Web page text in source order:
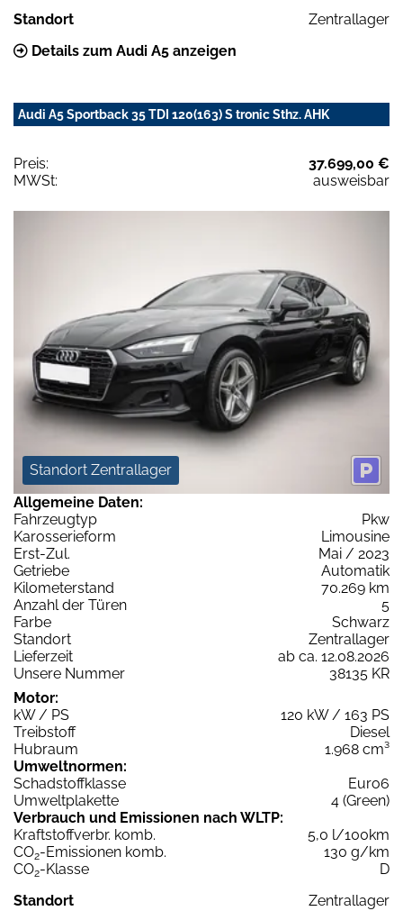
Standort
Zentrallager
Details zum Audi A5 anzeigen
Audi A5 Sportback 35 TDI 120(163) S tronic Sthz. AHK
Preis:
37.699,00 €
MWSt:
ausweisbar
Standort Zentrallager
Allgemeine Daten:
Fahrzeugtyp
Pkw
Karosserieform
Limousine
Erst-Zul.
Mai / 2023
Getriebe
Automatik
Kilometerstand
70.269 km
Anzahl der Türen
5
Farbe
Schwarz
Standort
Zentrallager
Lieferzeit
ab ca. 12.08.2026
Unsere Nummer
38135 KR
Motor:
kW / PS
120 kW / 163 PS
Treibstoff
Diesel
Hubraum
1.968 cm³
Umweltnormen:
Schadstoffklasse
Euro6
Umweltplakette
4 (Green)
Verbrauch und Emissionen nach WLTP:
Kraftstoffverbr. komb.
5,0 l/100km
CO2-Emissionen komb.
130 g/km
CO2-Klasse
D
Standort
Zentrallager